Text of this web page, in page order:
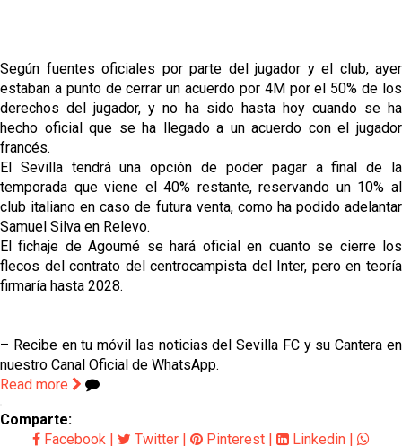
El Sevilla C se queda en Tercera Federación
Análisis | El Sevilla FC cierra una pretemporada de
contrastes antes del inicio de LaLiga
Joan Jordán cerca de salir del Sevilla FC
Según fuentes oficiales por parte del jugador y el club, ayer
estaban a punto de cerrar un acuerdo por 4M por el 50% de los
derechos del jugador, y no ha sido hasta hoy cuando se ha
hecho oficial que se ha llegado a un acuerdo con el jugador
francés.
El Sevilla tendrá una opción de poder pagar a final de la
temporada que viene el 40% restante, reservando un 10% al
club italiano en caso de futura venta, como ha podido adelantar
Samuel Silva en Relevo.
El fichaje de Agoumé se hará oficial en cuanto se cierre los
flecos del contrato del centrocampista del Inter, pero en teoría
firmaría hasta 2028.
– Recibe en tu móvil las noticias del Sevilla FC y su Cantera en
nuestro Canal Oficial de WhatsApp.
Read more
Comparte:
Facebook
Twitter Pinterest Linkedin